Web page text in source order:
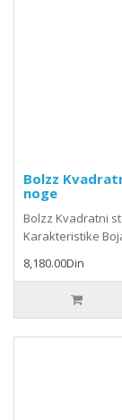
Bolzz
noge
Bolzz Kvadratni
Karakteristike
8,180.00Din